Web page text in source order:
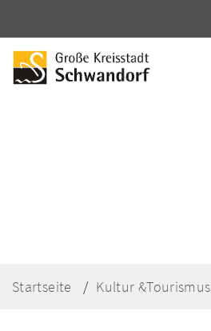
Startseite Kultur &Tourismus